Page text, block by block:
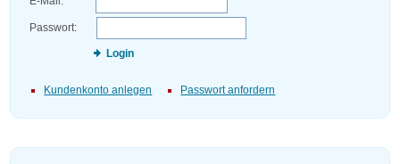
Passwort:
Login
Kundenkonto anlegen Passwort anfordern